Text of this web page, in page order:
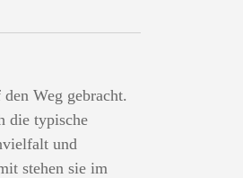
Weg gebracht.
die typische
und
stehen sie im